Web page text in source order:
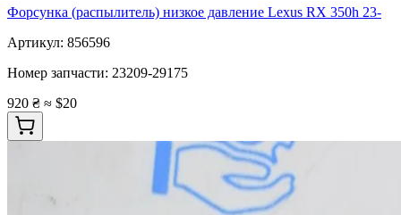
Форсунка (распылитель) низкое давление Lexus RX 350h 23-
Артикул: 856596
Номер запчасти: 23209-29175
920 ₴ ≈ $20